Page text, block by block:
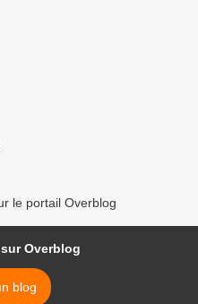
le portail Overblog
Overblog
blog